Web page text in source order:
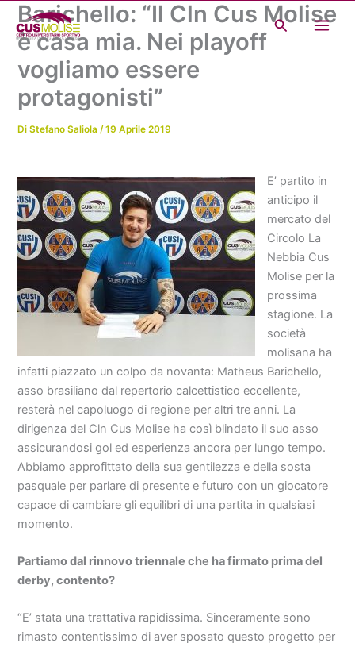
contenuto
Cerca
Barichello: “Il Cln Cus Molise
è casa mia. Nei playoff
vogliamo essere
protagonisti”
DiStefano Saliola/19 Aprile 2019
E’ partito in
anticipo il
mercato del
Circolo La
Nebbia Cus
Molise per la
prossima
stagione. La
società
molisana ha
infatti piazzato un colpo da novanta: Matheus Barichello,
asso brasiliano dal repertorio calcettistico eccellente,
resterà nel capoluogo di regione per altri tre anni. La
dirigenza del Cln Cus Molise ha così blindato il suo asso
assicurandosi gol ed esperienza ancora per lungo tempo.
Abbiamo approfittato della sua gentilezza e della sosta
pasquale per parlare di presente e futuro con un giocatore
capace di cambiare gli equilibri di una partita in qualsiasi
momento.
Partiamo dal rinnovo triennale che ha firmato prima del
derby, contento?
“E’ stata una trattativa rapidissima. Sinceramente sono
rimasto contentissimo di aver sposato questo progetto per